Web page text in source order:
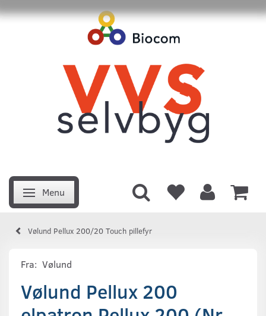
Skifte navigation
Menu
Vølund Pellux 200/20 Touch pillefyr
Fra: Vølund
Vølund Pellux 200